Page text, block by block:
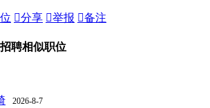
分享 举报 备注
聘相似职位
2026-8-7